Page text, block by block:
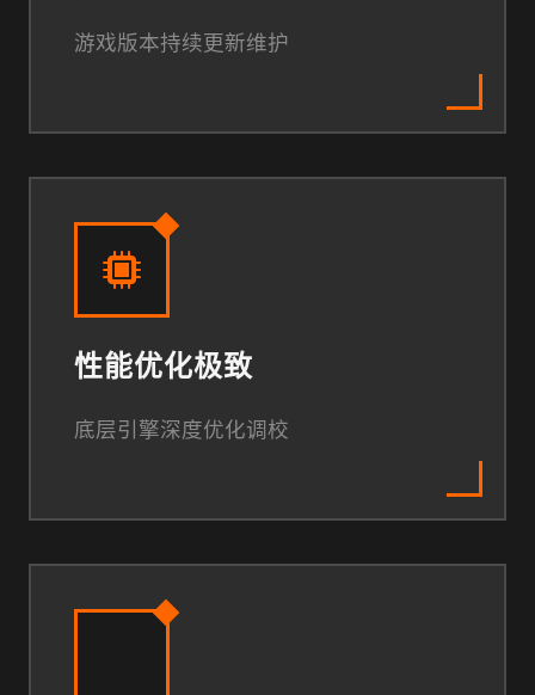
游戏版本持续更新维护
性能优化极致
底层引擎深度优化调校